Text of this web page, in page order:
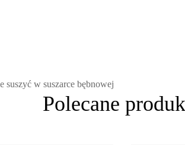
suszyć w suszarce bębnowej
Polecane